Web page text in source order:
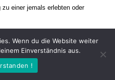
einer jemals erlebten oder
dabei gegenüber. Zeit steht still
eine Spannung, auch farblich, bis
Die Arbeiten stellen ambivalente
Wenn du die Website weiter
Einverständnis aus.
!